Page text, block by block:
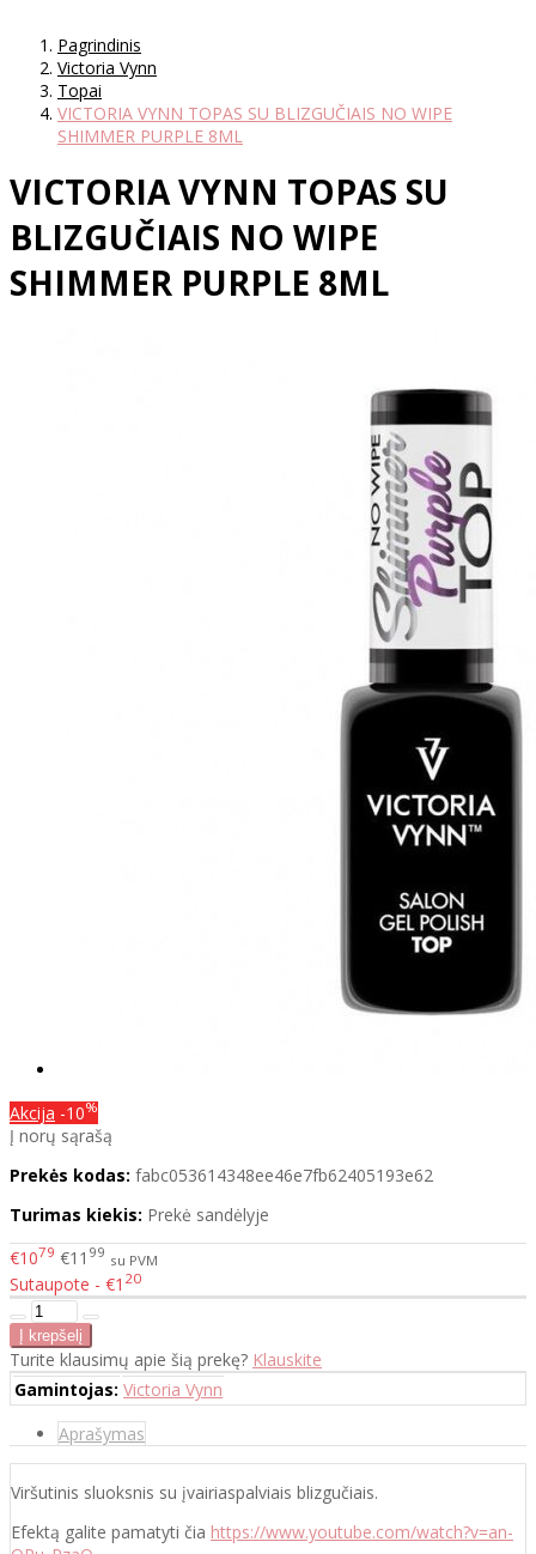
Pagrindinis
Victoria Vynn
Topai
VICTORIA VYNN TOPAS SU BLIZGUČIAIS NO WIPE
SHIMMER PURPLE 8ML
VICTORIA VYNN TOPAS SU
BLIZGUČIAIS NO WIPE
SHIMMER PURPLE 8ML
Akcija -10%
Į norų sąrašą
Prekės kodas: fabc053614348ee46e7fb62405193e62
Turimas kiekis: Prekė sandėlyje
€1079 €11 99 su PVM
Sutaupote - €1 20
Turite klausimų apie šią prekę? Klauskite
Gamintojas: Victoria Vynn
Aprašymas
Viršutinis sluoksnis su įvairiaspalviais blizgučiais.
Efektą galite pamatyti čia https://www.youtube.com/watch?v=an-